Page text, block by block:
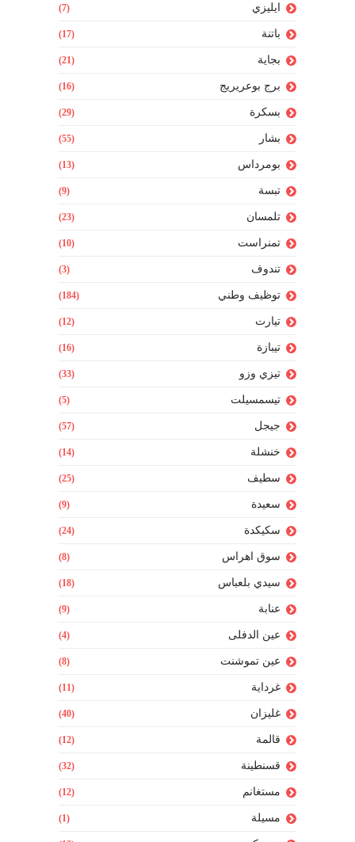
ايليزي (7)
باتنة (17)
بجاية (21)
برج بوعريريج (16)
بسكرة (29)
بشار (55)
بومرداس (13)
تبسة (9)
تلمسان (23)
تمنراست (10)
تندوف (3)
توظيف وطني (184)
تيارت (12)
تيبازة (16)
تيزي وزو (33)
تيسمسيلت (5)
جيجل (57)
خنشلة (14)
سطيف (25)
سعيدة (9)
سكيكدة (24)
سوق اهراس (8)
سيدي بلعباس (18)
عنابة (9)
عين الدفلى (4)
عين تموشنت (8)
غرداية (11)
غليزان (40)
قالمة (12)
قسنطينة (32)
مستغانم (12)
مسيلة (1)